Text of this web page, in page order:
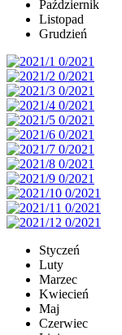
Październik
Listopad
Grudzień
Styczeń
Luty
Marzec
Kwiecień
Maj
Czerwiec